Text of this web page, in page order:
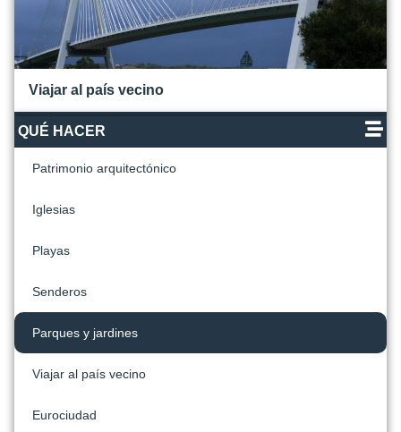
Viajar al país vecino
QUÉ HACER
Patrimonio arquitectónico
Iglesias
Playas
Senderos
Parques y jardines
Viajar al país vecino
Eurociudad